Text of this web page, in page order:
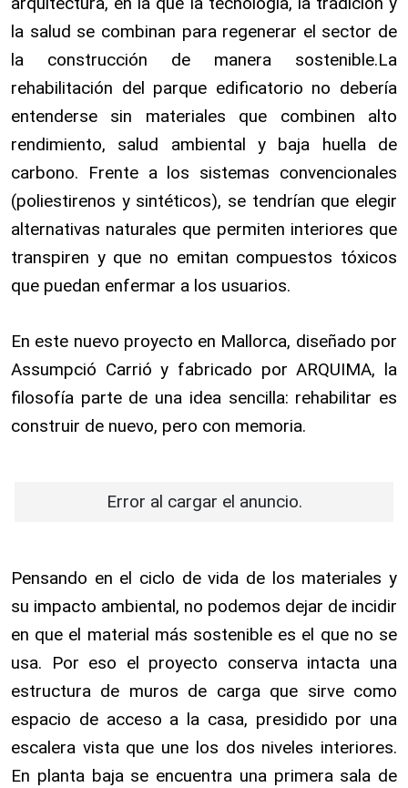
la salud se combinan para regenerar el sector de
la construcción de manera sostenible.La
rehabilitación del parque edificatorio no debería
entenderse sin materiales que combinen alto
rendimiento, salud ambiental y baja huella de
carbono. Frente a los sistemas convencionales
(poliestirenos y sintéticos), se tendrían que elegir
alternativas naturales que permiten interiores que
transpiren y que no emitan compuestos tóxicos
que puedan enfermar a los usuarios.
En este nuevo proyecto en Mallorca, diseñado por
Assumpció Carrió y fabricado por ARQUIMA, la
filosofía parte de una idea sencilla: rehabilitar es
construir de nuevo, pero con memoria.
Error al cargar el anuncio.
Pensando en el ciclo de vida de los materiales y
su impacto ambiental, no podemos dejar de incidir
en que el material más sostenible es el que no se
usa. Por eso el proyecto conserva intacta una
estructura de muros de carga que sirve como
espacio de acceso a la casa, presidido por una
escalera vista que une los dos niveles interiores.
En planta baja se encuentra una primera sala de